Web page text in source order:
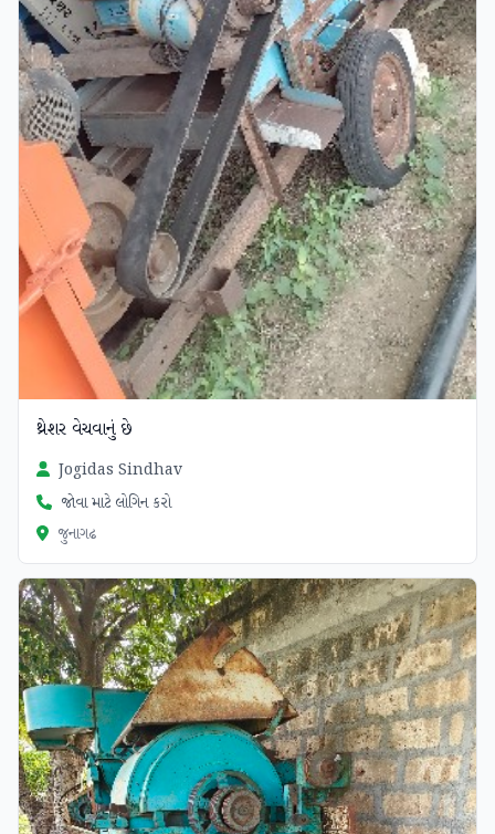
થ્રેશર વેચવાનું છે
Jogidas Sindhav
જોવા માટે લોગિન કરો
જુનાગઢ